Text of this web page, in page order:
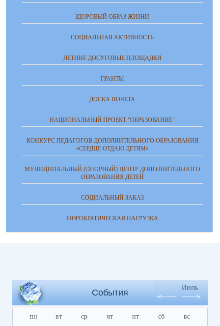
ЗДОРОВЫЙ ОБРАЗ ЖИЗНИ
СОЦИАЛЬНАЯ АКТИВНОСТЬ
ЛЕТНИЕ ДОСУГОВЫЕ ПЛОЩАДКИ
ГРАНТЫ
ДОСКА ПОЧЕТА
НАЦИОНАЛЬНЫЙ ПРОЕКТ "ОБРАЗОВАНИЕ"
КОНКУРС ПЕДАГОГОВ ДОПОЛНИТЕЛЬНОГО ОБРАЗОВАНИЯ
«СЕРДЦЕ ОТДАЮ ДЕТЯМ»
МУНИЦИПАЛЬНЫЙ (ОПОРНЫЙ) ЦЕНТР ДОПОЛНИТЕЛЬНОГО
ОБРАЗОВАНИЯ ДЕТЕЙ
СОЦИАЛЬНЫЙ ЗАКАЗ
БЮРОКРАТИЧЕСКАЯ НАГРУЗКА
События
Июль
пн вт ср чт пт сб вс